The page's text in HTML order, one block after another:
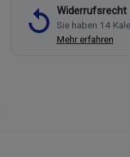
Widerrufsrecht
Sie haben 14
Mehr erfahren